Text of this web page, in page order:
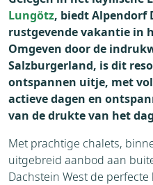
Lungötz, biedt Alpendorf
rustgevende vakantie in
Omgeven door de
Salzburgerland, is dit
ontspannen uitje, met
actieve dagen en
van de drukte van het
Met prachtige chalets,
uitgebreid aanbod aan
Dachstein West de